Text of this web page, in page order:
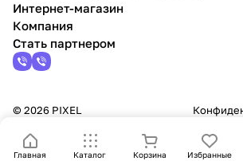
Главная Каталог Корзина Избранные
Интернет-магазин
Компания
Стать партнером
© 2026 PIXEL